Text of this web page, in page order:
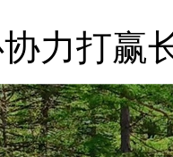
力打赢